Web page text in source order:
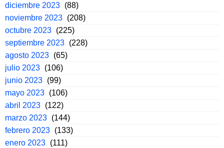
diciembre 2023 (88)
noviembre 2023 (208)
octubre 2023 (225)
septiembre 2023 (228)
agosto 2023 (65)
julio 2023 (106)
junio 2023 (99)
mayo 2023 (106)
abril 2023 (122)
marzo 2023 (144)
febrero 2023 (133)
enero 2023 (111)